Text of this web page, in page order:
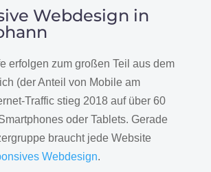
Webdesign in
erfolgen zum großen Teil aus dem
(der Anteil von Mobile am
Traffic stieg 2018 auf über 60
oder Tablets. Gerade
braucht jede Website
Webdesign.